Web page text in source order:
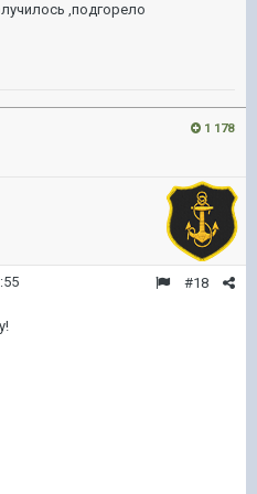
,подгорело
1 178
#18